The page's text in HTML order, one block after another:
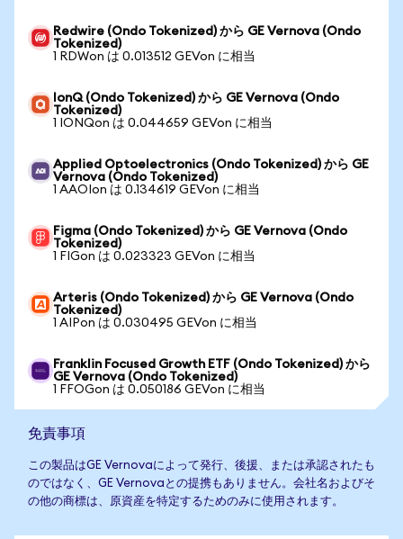
Redwire (Ondo Tokenized) から GE Vernova (Ondo
Tokenized)
1 RDWon は 0.013512 GEVon に相当
IonQ (Ondo Tokenized) から GE Vernova (Ondo
Tokenized)
1 IONQon は 0.044659 GEVon に相当
Applied Optoelectronics (Ondo Tokenized) から GE
Vernova (Ondo Tokenized)
1 AAOIon は 0.134619 GEVon に相当
Figma (Ondo Tokenized) から GE Vernova (Ondo
Tokenized)
1 FIGon は 0.023323 GEVon に相当
Arteris (Ondo Tokenized) から GE Vernova (Ondo
Tokenized)
1 AIPon は 0.030495 GEVon に相当
Franklin Focused Growth ETF (Ondo Tokenized) から
GE Vernova (Ondo Tokenized)
1 FFOGon は 0.050186 GEVon に相当
免責事項
この製品はGE Vernovaによって発行、後援、または承認されたも
のではなく、GE Vernovaとの提携もありません。会社名およびそ
の他の商標は、原資産を特定するためのみに使用されます。